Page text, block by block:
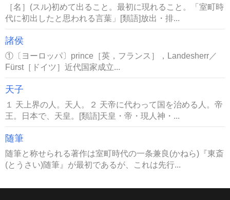
［名］(スル)初めて出ること。最初に現れること。「室町時
代に初出したと思われる言葉」[類語]放出・排...
諸侯
①〔ヨーロッパ〕prince［英，フランス］，Landesherr／
Fürst［ドイツ］近代国家成立...
天子
１ 天上界の人。天人。２ 天帝に代わって国を治める人。帝
王。日本で、天皇。[類語]天皇・帝・現人神・...
随筆
随筆と称せられる著作は室町時代の一条兼良(かねら)『東斎
(とうさい)随筆』が最初であるが、これは先行...